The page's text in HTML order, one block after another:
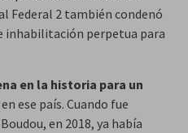
Federal 2 también condenó
inhabilitación perpetua para
en la historia para un
en ese país. Cuando fue
en 2018, ya había